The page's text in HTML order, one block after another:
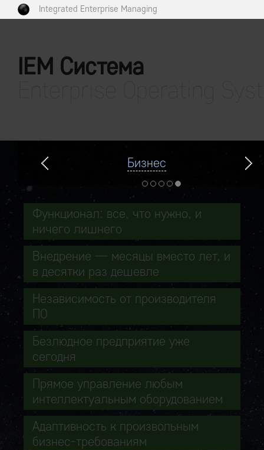
Integrated Enterprise Managing
IEM Система
Бизнес
Функционал: все, что нужно, и
ничего лишнего
Внедрение — месяцы вместо лет, и
в десятки раз дешевле
Независимость от производителя
ПО
Безлюдное предприятие уже
сегодня
Прямое управление любым
интеллектуальным оборудованием
Адаптивность к произвольным
бизнес-требованиям